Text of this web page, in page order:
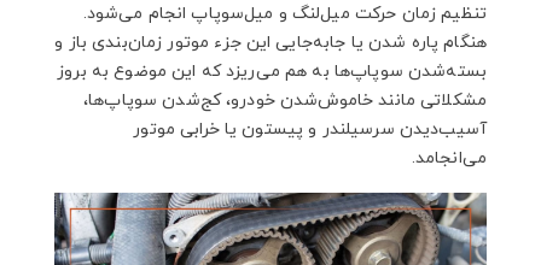
تنظیم زمان حرکت میل‌لنگ و میل‌سوپاپ انجام می‌شود.
هنگام پاره شدن یا جابه‌جایی این جزء موتور زمان‌بندی باز و
بسته‌شدن سوپاپ‌ها به هم می‌ریزد که این موضوع به بروز
مشکلاتی مانند خاموش‌شدن خودرو، کج‌شدن سوپاپ‌ها،
آسیب‌دیدن سرسیلندر و پیستون یا خرابی موتور
می‌انجامد.